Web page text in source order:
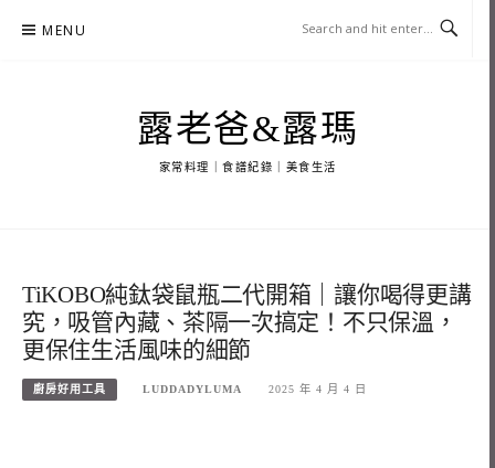
MENU
露老爸&露瑪
家常料理｜食譜紀錄｜美食生活
TiKOBO純鈦袋鼠瓶二代開箱｜讓你喝得更講
究，吸管內藏、茶隔一次搞定！不只保溫，
更保住生活風味的細節
廚房好用工具 LUDDADYLUMA 2025 年 4 月 4 日